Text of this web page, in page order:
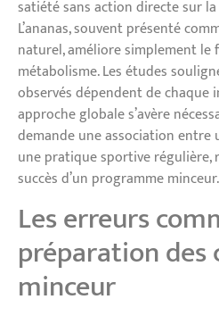
satiété sans action directe sur
L’ananas, souvent présenté
naturel, améliore simplement
métabolisme. Les études
observés dépendent de chaque
approche globale s’avère
demande une association
une pratique sportive régulière,
succès d’un programme minceur.
Les erreurs
préparation des
minceur